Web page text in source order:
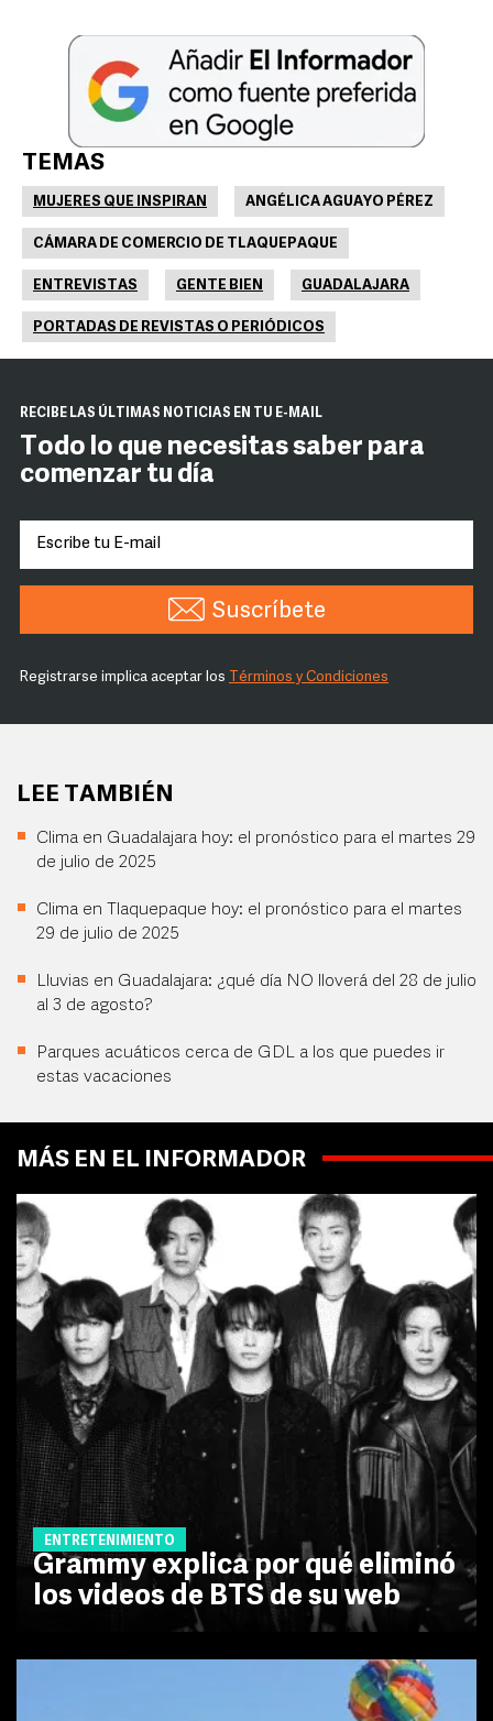
TEMAS
MUJERES QUE INSPIRAN ANGÉLICA AGUAYO PÉREZ
CÁMARA DE COMERCIO DE TLAQUEPAQUE
ENTREVISTAS GENTE BIEN GUADALAJARA
PORTADAS DE REVISTAS O PERIÓDICOS
RECIBE LAS ÚLTIMAS NOTICIAS EN TU E-MAIL
Todo lo que necesitas saber para
comenzar tu día
Suscríbete
Registrarse implica aceptar los Términos y Condiciones
LEE TAMBIÉN
Clima en Guadalajara hoy: el pronóstico para el martes 29
de julio de 2025
Clima en Tlaquepaque hoy: el pronóstico para el martes
29 de julio de 2025
Lluvias en Guadalajara: ¿qué día NO lloverá del 28 de julio
al 3 de agosto?
Parques acuáticos cerca de GDL a los que puedes ir
estas vacaciones
MÁS EN EL INFORMADOR
ENTRETENIMIENTO
Grammy explica por qué eliminó
los videos de BTS de su web